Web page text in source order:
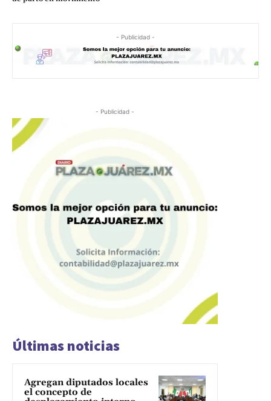
- Publicidad -
- Publicidad -
Últimas noticias
Agregan diputados locales
el concepto de